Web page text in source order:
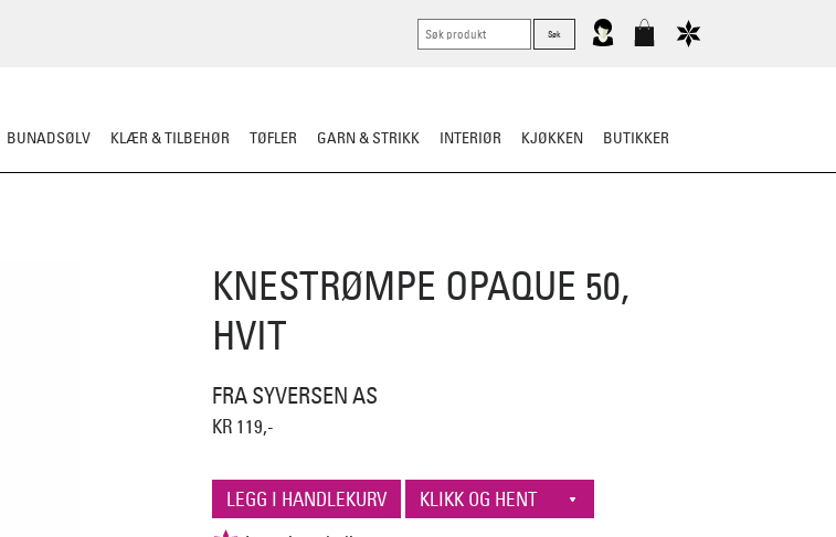
BUNADSØLV KLÆR & TILBEHØR TØFLER GARN & STRIKK INTERIØR KJØKKEN BUTIKKER
KNESTRØMPE OPAQUE 50,
HVIT
FRA SYVERSEN AS
KR 119,-